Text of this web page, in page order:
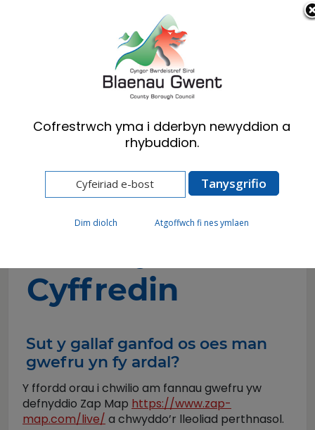
Cymraeg English
Preswylwyr
Cwestiynau Cyffredin
Cyffredin
Sut y gallaf ganfod os oes man
gwefru yn fy ardal?
Y ffordd orau i chwilio am fannau gwefru yw
defnyddio Zap Map https://www.zap-
map.com/live/ a chwyddo’r lleoliad perthnasol.
Cofrestrwch yma i dderbyn newyddion a
rhybuddion.
Dim diolch Atgoffwch fi nes ymlaen